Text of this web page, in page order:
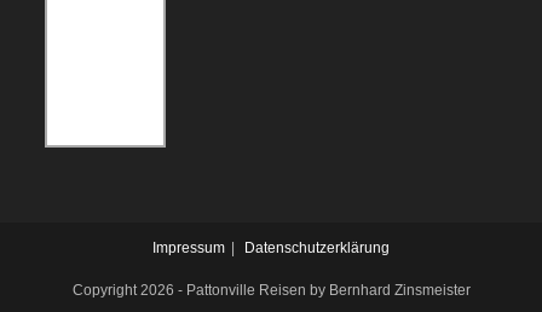
Impressum Datenschutzerklärung
Copyright 2026 - Pattonville Reisen by Bernhard Zinsmeister